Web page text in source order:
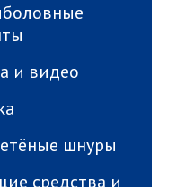
и видео
шнуры
средства и